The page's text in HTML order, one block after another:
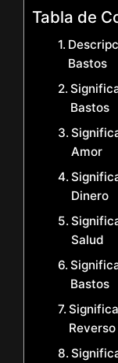
Tabla de
Bastos
Bastos
Amor
Dinero
Salud
Bastos